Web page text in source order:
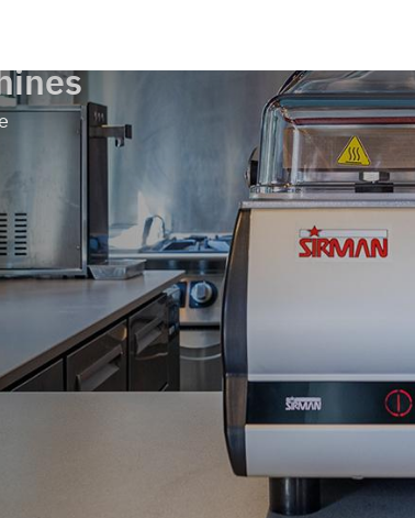
attivamente alla ricerca di caratteristiche specifiche
sui cookie.
usufruire del servizio richiesto, per personalizzare
traffico. Condividiamo inoltre informazioni sul
dati web, pubblicità e social media, i quali
dal suo utilizzo dei loro servizi.